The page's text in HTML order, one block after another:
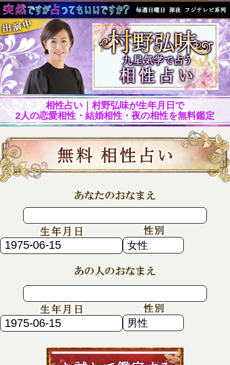
相性占い｜村野弘味が生年月日で
2人の恋愛相性・結婚相性・夜の相性を無料鑑定